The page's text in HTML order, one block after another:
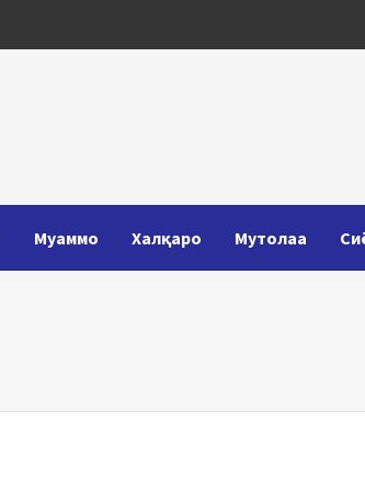
Муаммо Халқаро Мутолаа